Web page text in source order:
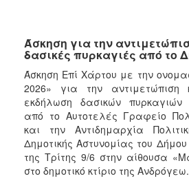
ΕΠΙΣΚΕΠΤΗΣ
ΗΡΑΚΛΕΙΟ
Άσκηση για την
δασικές πυρκαγιές από το
Άσκηση Επί Χάρτου με την
2026» για την αντιμετώπιση
εκδήλωση δασικών πυρκαγιών
από το Αυτοτελές Γραφείο
και την Αντιδημαρχία
Δημοτικής Αστυνομίας του
της Τρίτης 9/6 στην αίθουσα
στο δημοτικό κτίριο της Ανδρόγεω.